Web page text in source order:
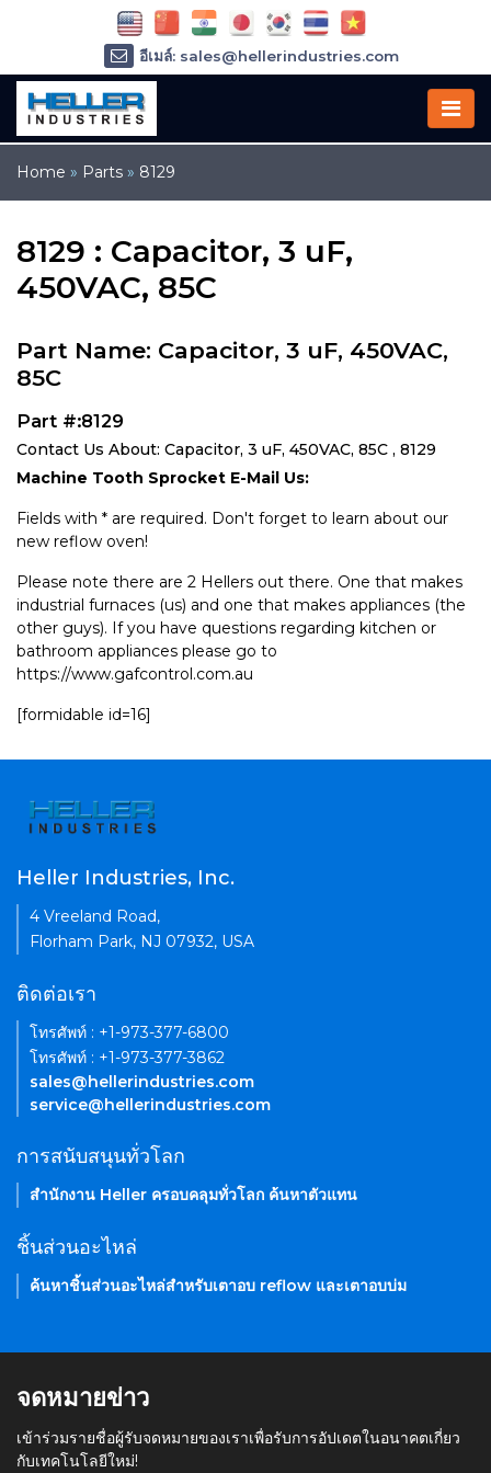
Home » Parts » 8129
8129 : Capacitor, 3 uF,
450VAC, 85C
Part Name: Capacitor, 3 uF, 450VAC,
85C
Part #:8129
Contact Us About: Capacitor, 3 uF, 450VAC, 85C , 8129
Machine Tooth Sprocket E-Mail Us:
Fields with * are required. Don't forget to learn about our
new reflow oven!
Please note there are 2 Hellers out there. One that makes
industrial furnaces (us) and one that makes appliances (the
other guys). If you have questions regarding kitchen or
bathroom appliances please go to
https://www.gafcontrol.com.au
[formidable id=16]
อีเมล์: sales@hellerindustries.com
อีเมล์: service@hellerindustries.com
โทรศัพท์ :
Heller Industries, Inc.
4 Vreeland Road,
Florham Park, NJ 07932, USA
ติดต่อเรา
โทรศัพท์ : +1-973-377-6800
โทรศัพท์ : +1-973-377-3862
sales@hellerindustries.com
service@hellerindustries.com
การสนับสนุนทั่วโลก
สำนักงาน Heller ครอบคลุมทั่วโลก ค้นหาตัวแทน
ชิ้นส่วนอะไหล่
ค้นหาชิ้นส่วนอะไหล่สำหรับเตาอบ reflow และเตาอบบ่ม
จดหมายข่าว
เข้าร่วมรายชื่อผู้รับจดหมายของเราเพื่อรับการอัปเดตในอนาคตเกี่ยว
กับเทคโนโลยีใหม่!